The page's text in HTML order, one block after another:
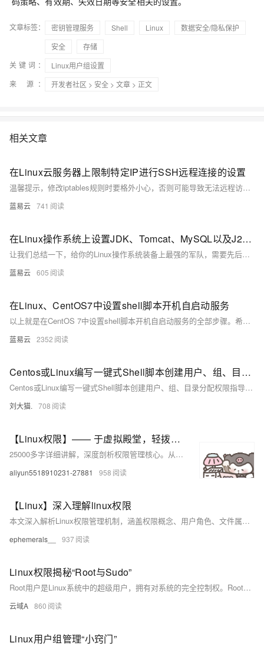
文章标签： 密钥管理服务 Shell Linux
数据安全/隐私保护
安全
存储
关键词：
Linux用户组设置
来 源：
开发者社区 > 安全 > 文章 > 正文
相关文章
在Linux云服务器上限制特定IP进行SSH远程连接的设置
温馨提示，修改iptables规则时要格外小心，否则可能导致无法远程访问你的服务器。最好在掌握足够技术知识和理解清楚操作含义之后再进行。另外，在已经配置了防火墙的情况下，例如ufw(Ubuntu Firewall)或firewalld，需要按照相应的防火墙的规则来设置。
蓝易云 741
在Linux操作系统上设置JDK、Tomcat、MySQL以及J2EE后端接口的部署步骤
让我们总结一下，给你的Linux操作系统装备上最强的军队，需要先后装备好JDK的弓箭，布置好Tomcat的阵地，再把MySQL的物资原料准备好，最后部署好J2EE攻城车，那就准备好进军吧，你的Linux军团，无人可挡！
蓝易云 605
在Linux、CentOS7中设置shell脚本开机自启动服务
以上就是在CentOS 7中设置shell脚本开机自启动服务的全部步骤。希望这个指南能帮助你更好地管理你的Linux系统。
蓝易云 2352
Centos或Linux编写一键式Shell脚本创建用户、组、目录分配权限指导手册
Centos或Linux编写一键式Shell脚本创建用户、组、目录分配权限指导手册
刘大猫. 708
【Linux权限】—— 于虚拟殿堂，轻拨密钥启华章
25000多字详细讲解，深度剖析权限管理核心。从基础权限到复杂的特殊权限，逐一拆解，无论你是零基础小白还是经验丰富的运维人员，都能在这里找到提升技能的关键知识，全面掌握 Linux 权限管理。还不快来看看？
aliyun5518910231-27881 958
【Linux】深入理解linux权限
本文深入解析Linux权限管理机制，涵盖权限概念、用户角色、文件属性及操作方法。文章分为前言、权限介绍、用户与角色、文件属性、权限修改及常见问题六大板块。详细说明了权限类型（r/w/x）、角色优先级、chmod/chown指令用法，以及目录权限、umask掩码、粘滞位等重点内容。掌握这些知识，可有效提升Linux系统安全性和灵活性，是管理员必备技能。喜欢的话别忘了点赞支持哦！ ❤❤❤
ephemerals__ 937
Linux权限揭秘“Root与Sudo”
Root用户是Linux系统中的超级用户，拥有对系统的完全控制权。Root用户几乎可以执行任何命令，修改任何文件，甚至删除系统上的所有内容。因此，Root用户的使用需要非常谨慎，以避免潜在的安全风险。
云域A 860
Linux用户组管理“小窍门”